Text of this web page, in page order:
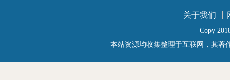
关于我们
Copy
本站资源均收集整理于互联网，其著